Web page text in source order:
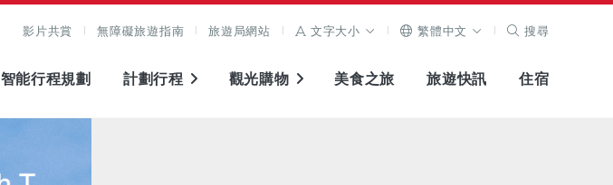
影片共賞 無障礙旅遊指南 旅遊局網站 文字大小 繁體中文 搜尋
智能行程規劃 計劃行程 觀光購物 美食之旅 旅遊快訊 住宿